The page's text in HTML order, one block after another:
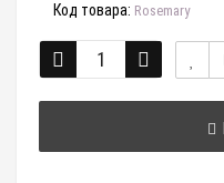
Код товара: Rosemary